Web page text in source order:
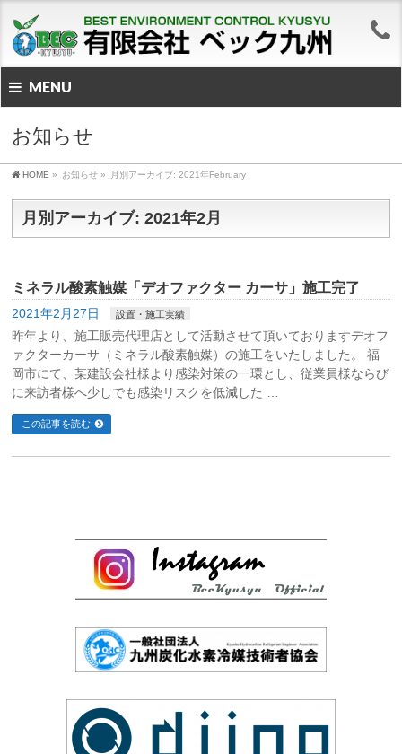
MENU
お知らせ
HOME » お知らせ » 月別アーカイブ: 2021年February
月別アーカイブ: 2021年2月
ミネラル酸素触媒「デオファクター カーサ」施工完了
2021年2月27日 設置・施工実績
昨年より、施工販売代理店として活動させて頂いておりますデオフ
ァクターカーサ（ミネラル酸素触媒）の施工をいたしました。 福
岡市にて、某建設会社様より感染対策の一環とし、従業員様ならび
に来訪者様へ少しでも感染リスクを低減した …
この記事を読む